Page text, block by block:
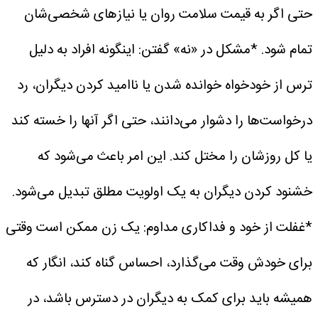
حتی اگر به قیمت سلامت روان یا نیازهای شخصی‌شان
تمام شود. *مشکل در «نه» گفتن: اینگونه افراد به دلیل
ترس از خودخواه خوانده شدن یا ناامید کردن دیگران، رد
درخواست‌ها را دشوار می‌دانند، حتی اگر آنها را خسته کند
یا کل روزشان را مختل کند. این امر باعث می‌شود که
خشنود کردن دیگران به یک اولویت مطلق تبدیل می‌شود.
*غفلت از خود و فداکاری مداوم: یک زن ممکن است وقتی
برای خودش وقت می‌گذارد، احساس گناه کند، انگار که
همیشه باید برای کمک به دیگران در دسترس باشد، در